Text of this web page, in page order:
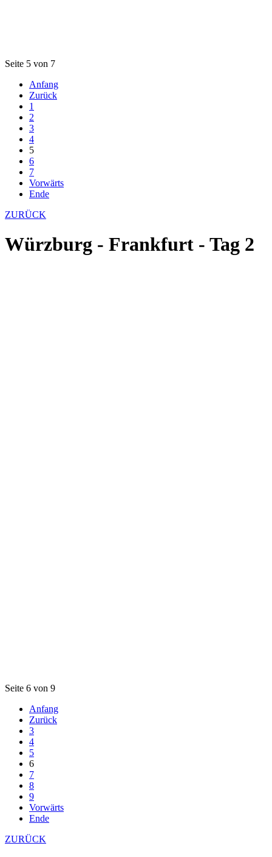
Seite 5 von 7
Anfang
Zurück
1
2
3
4
5
6
7
Vorwärts
Ende
ZURÜCK
Würzburg - Frankfurt - Tag 2
Seite 6 von 9
Anfang
Zurück
3
4
5
6
7
8
9
Vorwärts
Ende
ZURÜCK